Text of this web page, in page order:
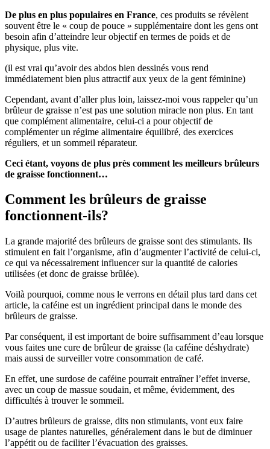
De plus en plus populaires en France, ces produits se révèlent
souvent être le « coup de pouce » supplémentaire dont les gens ont
besoin afin d’atteindre leur objectif en termes de poids et de
physique, plus vite.
(il est vrai qu’avoir des abdos bien dessinés vous rend
immédiatement bien plus attractif aux yeux de la gent féminine)
Cependant, avant d’aller plus loin, laissez-moi vous rappeler qu’un
brûleur de graisse n’est pas une solution miracle non plus. En tant
que complément alimentaire, celui-ci a pour objectif de
complémenter un régime alimentaire équilibré, des exercices
réguliers, et un sommeil réparateur.
Ceci étant, voyons de plus près comment les meilleurs brûleurs
de graisse fonctionnent…
Comment les brûleurs de graisse
fonctionnent-ils?
La grande majorité des brûleurs de graisse sont des stimulants. Ils
stimulent en fait l’organisme, afin d’augmenter l’activité de celui-ci,
ce qui va nécessairement influencer sur la quantité de calories
utilisées (et donc de graisse brûlée).
Voilà pourquoi, comme nous le verrons en détail plus tard dans cet
article, la caféine est un ingrédient principal dans le monde des
brûleurs de graisse.
Par conséquent, il est important de boire suffisamment d’eau lorsque
vous faites une cure de brûleur de graisse (la caféine déshydrate)
mais aussi de surveiller votre consommation de café.
En effet, une surdose de caféine pourrait entraîner l’effet inverse,
avec un coup de massue soudain, et même, évidemment, des
difficultés à trouver le sommeil.
D’autres brûleurs de graisse, dits non stimulants, vont eux faire
usage de plantes naturelles, généralement dans le but de diminuer
l’appétit ou de faciliter l’évacuation des graisses.